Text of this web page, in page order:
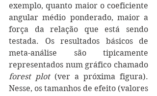
exemplo, quanto maior o coeficiente
angular médio ponderado, maior a
força da relação que está sendo
testada. Os resultados básicos de
meta-análise são tipicamente
forest plot (ver a próxima figura).
Nesse, os tamanhos de efeito (valores